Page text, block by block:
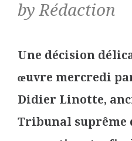
by Rédaction
Une décision
œuvre mercredi
Didier Linotte,
Tribunal suprême